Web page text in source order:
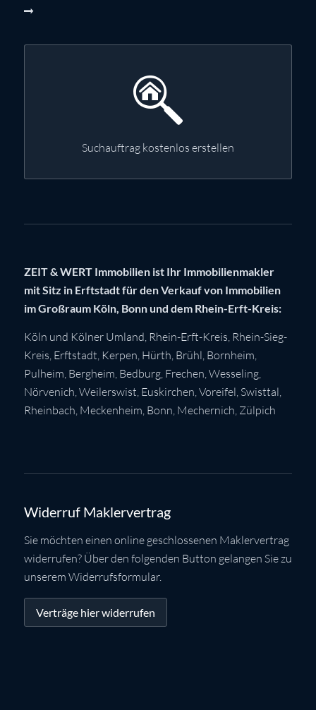
Suchauftrag kostenlos erstellen
ZEIT & WERT Immobilien ist Ihr Immobilienmakler
mit Sitz in Erftstadt für den Verkauf von Immobilien
im Großraum Köln, Bonn und dem Rhein-Erft-Kreis:
Köln und Kölner Umland, Rhein-Erft-Kreis Rhein-Sieg-
Kreis Erftstadt Kerpen Hürth Brühl Bornheim
Pulheim Bergheim Bedburg, Frechen Wesseling,
Nörvenich Weilerswist Euskirchen , Voreifel, Swisttal
Rheinbach Meckenheim Bonn Mechernich Zülpich
Widerruf Maklervertrag
Sie möchten einen online geschlossenen Maklervertrag
widerrufen? Über den folgenden Button gelangen Sie zu
unserem Widerrufsformular.
Verträge hier widerrufen